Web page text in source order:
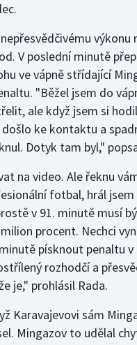
výkonu
V poslední minutě
ve vápně střídající
"Běžel jsem do
ale když jsem si
ke kontaktu a
Dotyk tam byl,"
na video. Ale řeknu
fotbal, hrál jsem
v 91. minutě musí
procent. Nechci
písknout penaltu v
rozhodčí a
je," prohlásil Rada.
Karavajevovi sám
Mingazov to udělal